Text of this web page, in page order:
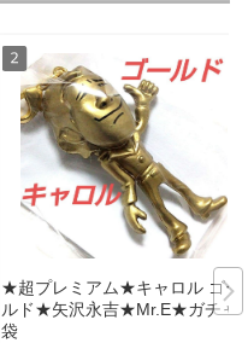
★超プレミアム★キャロル ゴー
ルド★矢沢永吉★Mr.E★ガチャ
袋